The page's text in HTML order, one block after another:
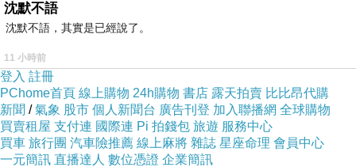
Whoo 后 拱辰享活膚清潤乳(110ml)
laura mercier 微光修容盤(6g)#PEACH MOSAIC
曙光
Freeman 杏果柔嫩去角質霜 175ml
沈默不語
沈默不語，其實是已經說了。
11 小時前
登入 註冊
PChome首頁 線上購物 24h購物 書店 露天拍賣 比比昂代購
新聞 /氣象 股市 個人新聞台 廣告刊登 加入聯播網 全球購物
買賣租屋 支付連 國際連 Pi 拍錢包 旅遊 服務中心
買車 旅行團 汽車險推薦 線上麻將 雜誌 星座命理 會員中心
一元簡訊 直播達人 數位憑證 企業簡訊